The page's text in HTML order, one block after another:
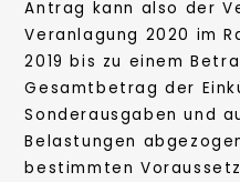
Antrag kann also der
Veranlagung 2020 im
2019 bis zu einem
Gesamtbetrag der
Sonderausgaben und
Belastungen
bestimmten